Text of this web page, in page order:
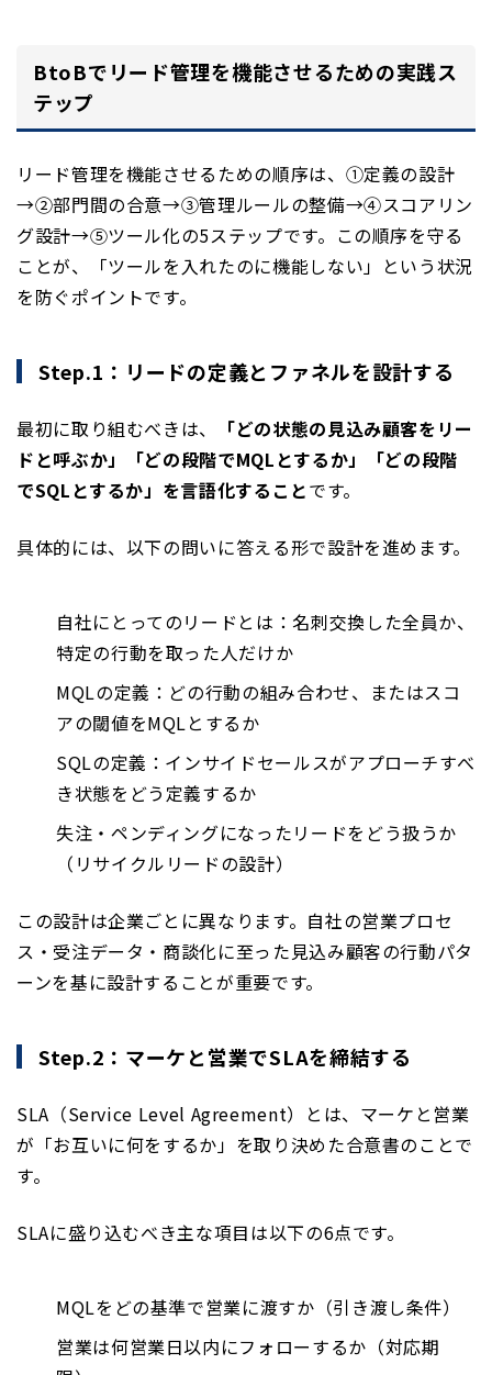
BtoBでリード管理を機能させるための実践ス
テップ
リード管理を機能させるための順序は、①定義の設計
→②部門間の合意→③管理ルールの整備→④スコアリン
グ設計→⑤ツール化の5ステップです。この順序を守る
ことが、「ツールを入れたのに機能しない」という状況
を防ぐポイントです。
Step.1：リードの定義とファネルを設計する
最初に取り組むべきは、
「どの状態の見込み顧客をリー
ドと呼ぶか」「どの段階でMQLとするか」「どの段階
でSQLとするか」を言語化することです。
具体的には、以下の問いに答える形で設計を進めます。
自社にとってのリードとは：名刺交換した全員か、
特定の行動を取った人だけか
MQLの定義：どの行動の組み合わせ、またはスコ
アの閾値をMQLとするか
SQLの定義：インサイドセールスがアプローチすべ
き状態をどう定義するか
失注・ペンディングになったリードをどう扱うか
（リサイクルリードの設計）
この設計は企業ごとに異なります。自社の営業プロセ
ス・受注データ・商談化に至った見込み顧客の行動パタ
ーンを基に設計することが重要です。
Step.2：マーケと営業でSLAを締結する
SLA（Service Level Agreement）とは、マーケと営業
が「お互いに何をするか」を取り決めた合意書のことで
す。
SLAに盛り込むべき主な項目は以下の6点です。
MQLをどの基準で営業に渡すか（引き渡し条件）
営業は何営業日以内にフォローするか（対応期